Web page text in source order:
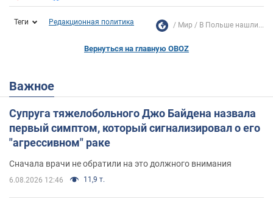
Теги Редакционная политика Мир В Польше нашли...
Вернуться на главную OBOZ
Важное
Супруга тяжелобольного Джо Байдена назвала
первый симптом, который сигнализировал о его
"агрессивном" раке
Сначала врачи не обратили на это должного внимания
6.08.2026 12:46 11,9 т.